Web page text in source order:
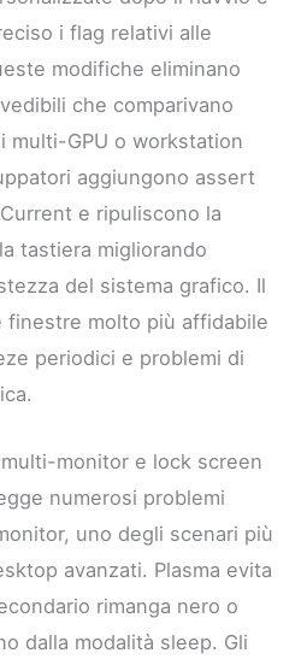
i flag relativi alle
modifiche eliminano
che comparivano
multi-GPU o workstation
aggiungono assert
e ripuliscono la
tastiera migliorando
del sistema grafico. Il
molto più affidabile
periodici e problemi di
monitor e lock screen
numerosi problemi
uno degli scenari più
avanzati. Plasma evita
rimanga nero o
dalla modalità sleep. Gli